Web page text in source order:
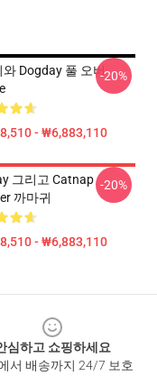
와 Dogday 풀 오버
- ₩6,883,110
-20%
그리고 Catnap
까마귀
- ₩6,883,110
-20%
심하고 쇼핑하세요
서 배송까지 24/7 보호